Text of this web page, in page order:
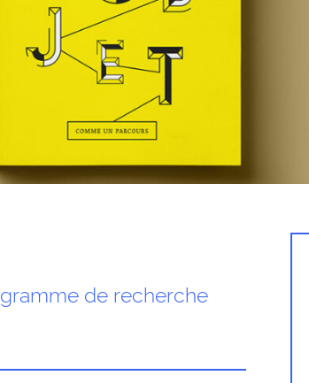
de recherche